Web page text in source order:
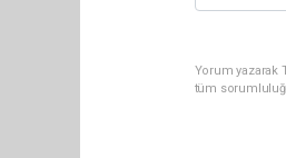
Yorum yazarak
tüm